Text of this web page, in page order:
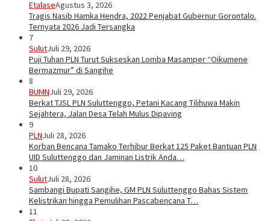
EtalaseAgustus 3, 2026
Tragis Nasib Hamka Hendra, 2022 Penjabat Gubernur Gorontalo.
Ternyata 2026 Jadi Tersangka
7
SulutJuli 29, 2026
Puji Tuhan PLN Turut Sukseskan Lomba Masamper “Oikumene
Bermazmur” di Sangihe
8
BUMNJuli 29, 2026
Berkat TJSL PLN Suluttenggo, Petani Kacang Tilihuwa Makin
Sejahtera, Jalan Desa Telah Mulus Dipaving
9
PLNJuli 28, 2026
Korban Bencana Tamako Terhibur Berkat 125 Paket Bantuan PLN
UID Suluttenggo dan Jaminan Listrik Anda…
10
SulutJuli 28, 2026
Sambangi Bupati Sangihe, GM PLN Suluttenggo Bahas Sistem
Kelistrikan hingga Pemulihan Pascabencana T…
11